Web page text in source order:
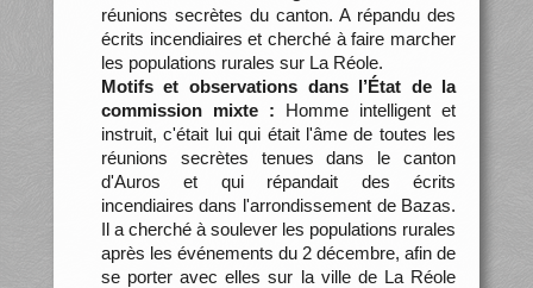
réunions secrètes du canton. A répandu des
écrits incendiaires et cherché à faire marcher
les populations rurales sur La Réole.
Motifs et observations dans l’État de la
commission mixte : Homme intelligent et
instruit, c'était lui qui était l'âme de toutes les
réunions secrètes tenues dans le canton
d'Auros et qui répandait des écrits
incendiaires dans l'arrondissement de Bazas.
Il a cherché à soulever les populations rurales
après les événements du 2 décembre, afin de
se porter avec elles sur la ville de La Réole